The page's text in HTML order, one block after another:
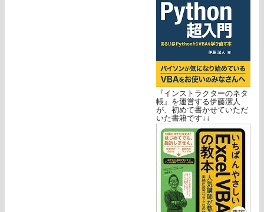
『インストラクターのネタ
帳』を運営する伊藤潔人
が、初めて書かせていただ
いた書籍です↓↓